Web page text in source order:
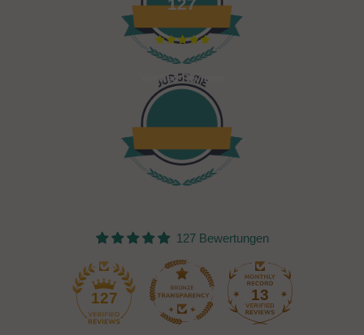
127
Verified Reviews
127 Bewertungen
127 13